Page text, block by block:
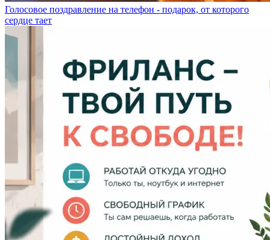
Голосовое поздравление на телефон - подарок, от которого
сердце тает